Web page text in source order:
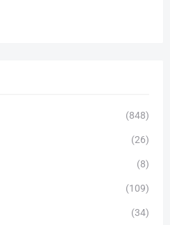
(848)
(26)
(8)
(109)
(34)